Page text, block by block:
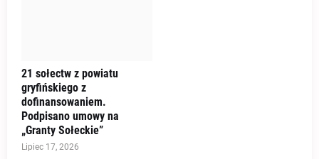
21 sołectw z powiatu
gryfińskiego z
dofinansowaniem.
Podpisano umowy na
„Granty Sołeckie”
Lipiec 17, 2026